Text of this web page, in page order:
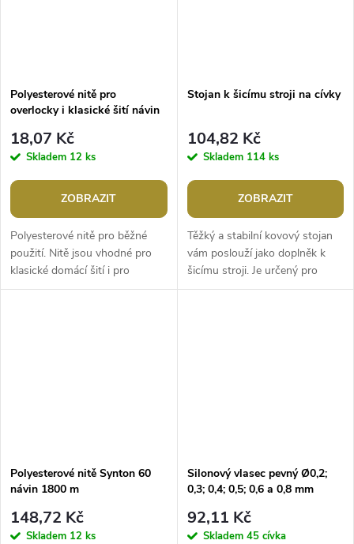
Polyesterové nitě pro
overlocky i klasické šití návin
18,07 Kč
Skladem 12 ks
ZOBRAZIT
Polyesterové nitě pro běžné
použití. Nitě jsou vhodné pro
klasické domácí šití i pro
overlocky, svou kvalitou
Stojan k šicímu stroji na cívky
104,82 Kč
Skladem 114 ks
ZOBRAZIT
Těžký a stabilní kovový stojan
vám poslouží jako doplněk k
šicímu stroji. Je určený pro
odvíjení nití z velkých cívek,
Polyesterové nitě Synton 60
návin 1800 m
148,72 Kč
Skladem 12 ks
Silonový vlasec pevný Ø0,2;
0,3; 0,4; 0,5; 0,6 a 0,8 mm
92,11 Kč
Skladem 45 cívka